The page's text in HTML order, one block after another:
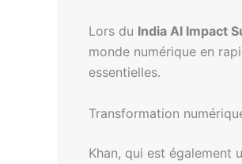
Lors du India AI Impact
monde numérique en
essentielles.
Transformation
Khan, qui est également